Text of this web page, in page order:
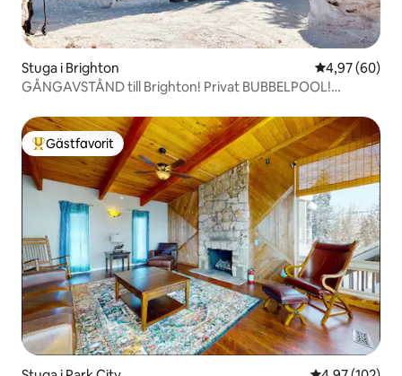
Stuga i Brighton 4,97 av 5 i
4,97 (60)
GÅNGAVSTÅND till Brighton! Privat BUBBELPOOL!
Populär gästfavorit
Gästfavorit